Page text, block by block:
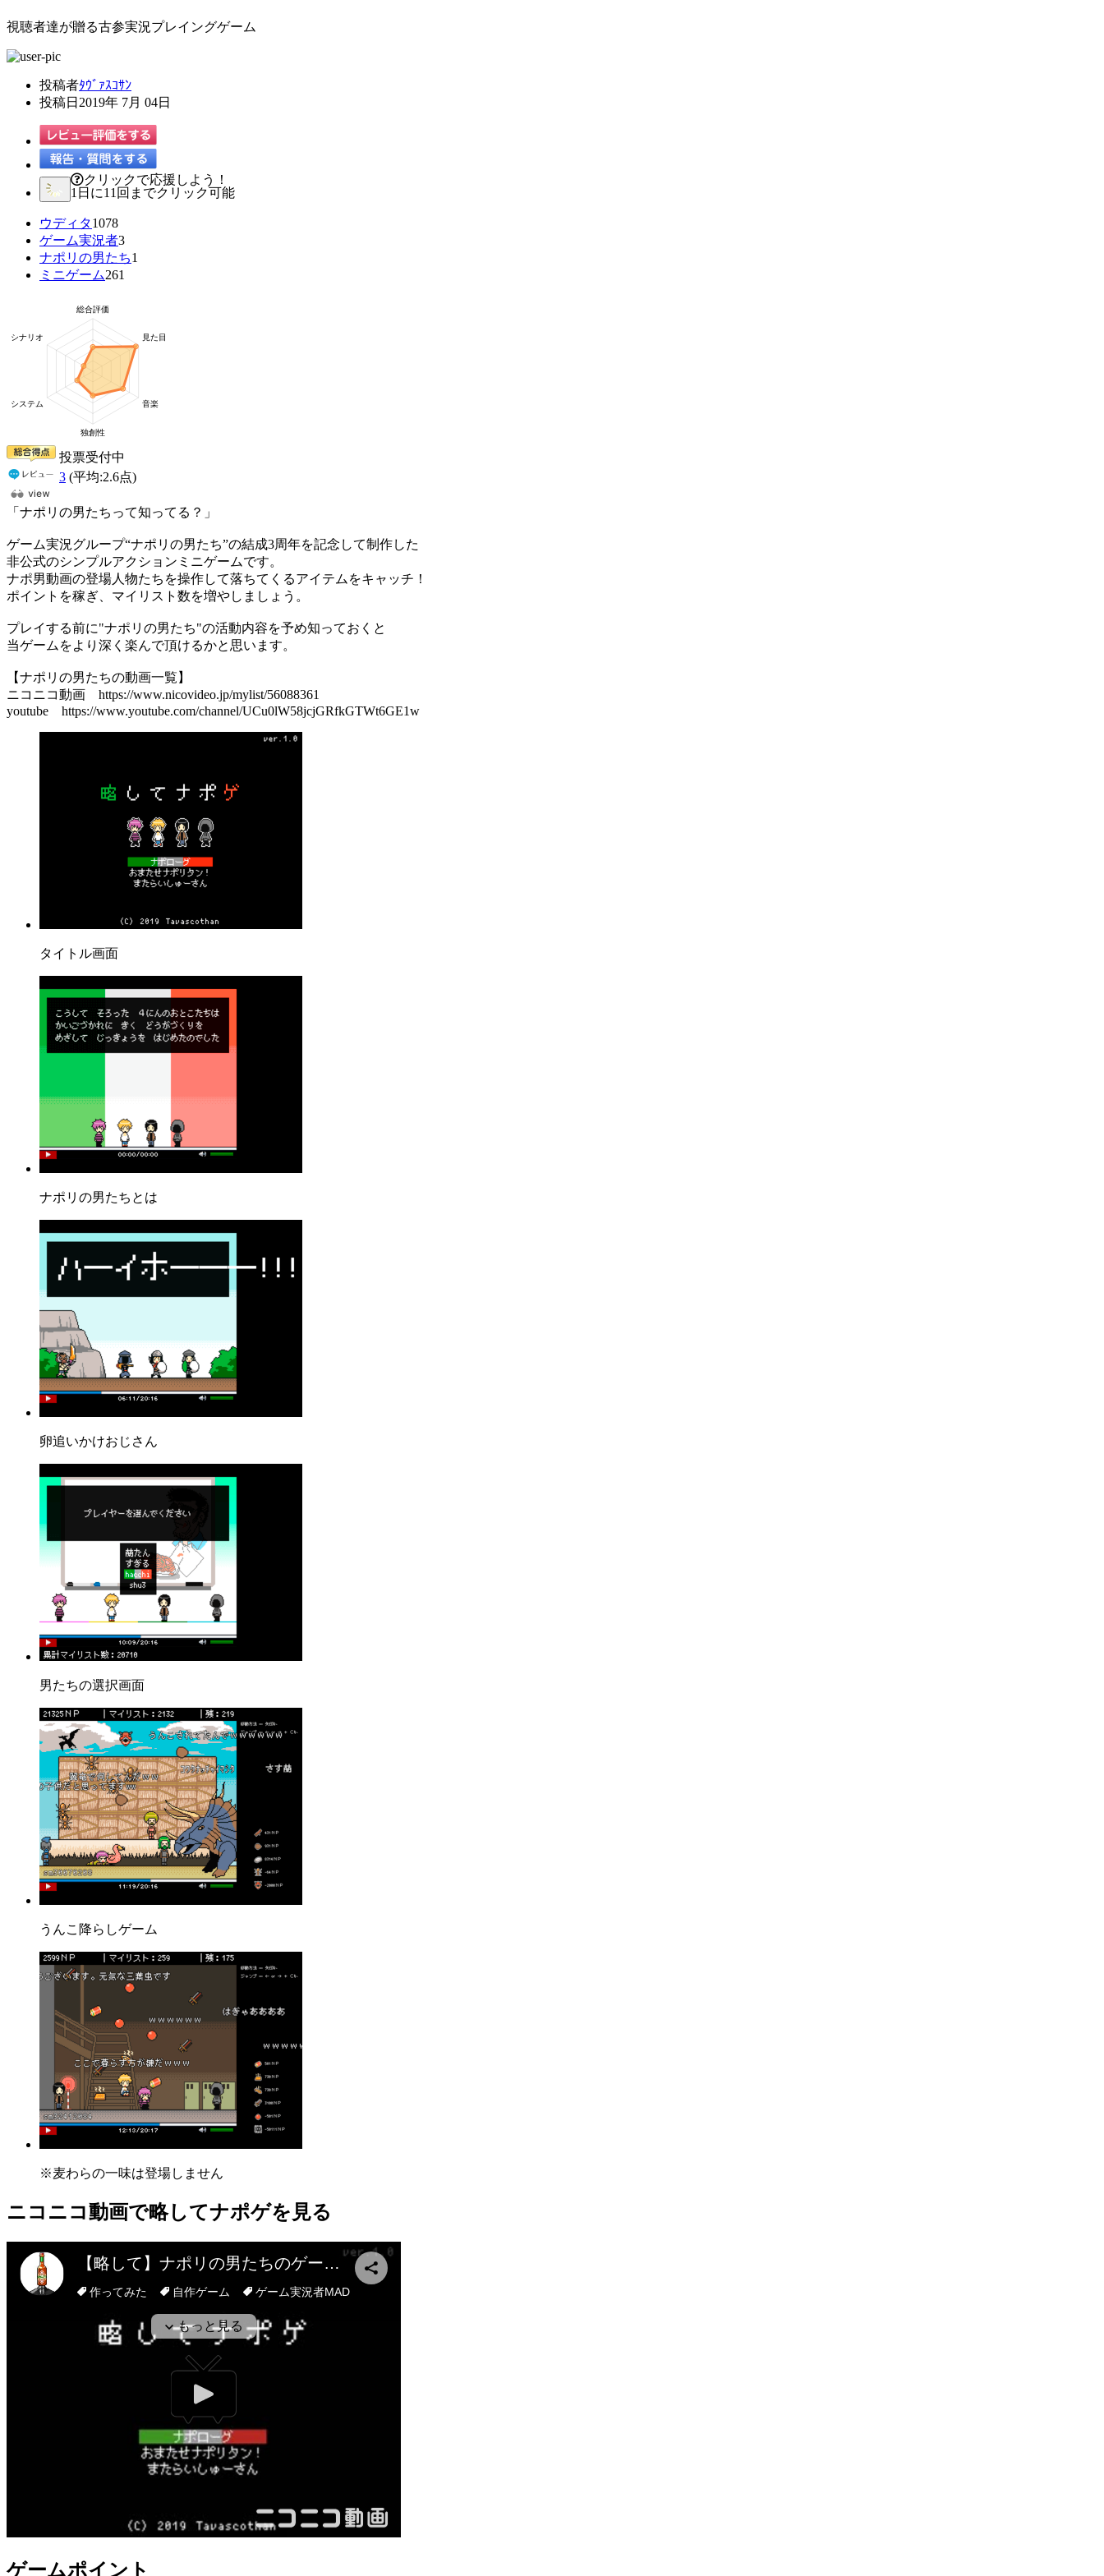
視聴者達が贈る古参実況プレイングゲーム
投稿者ﾀｳﾞｧｽｺｻﾝ
投稿日 2019年 7月 04日
クリックで応援しよう！
1日に11回までクリック可能
ウディタ1078
ゲーム実況者3
ナポリの男たち1
ミニゲーム261
投票受付中
3 (平均:2.6点)
「ナポリの男たちって知ってる？」
ゲーム実況グループ“ナポリの男たち”の結成3周年を記念して制作した
非公式のシンプルアクションミニゲームです。
ナポ男動画の登場人物たちを操作して落ちてくるアイテムをキャッチ！
ポイントを稼ぎ、マイリスト数を増やしましょう。
プレイする前に"ナポリの男たち"の活動内容を予め知っておくと
当ゲームをより深く楽んで頂けるかと思います。
【ナポリの男たちの動画一覧】
ニコニコ動画 https://www.nicovideo.jp/mylist/56088361
youtube https://www.youtube.com/channel/UCu0lW58jcjGRfkGTWt6GE1w
タイトル画面
ナポリの男たちとは
卵追いかけおじさん
男たちの選択画面
うんこ降らしゲーム
※麦わらの一味は登場しません
ニコニコ動画で略してナポゲを見る
ゲームポイント